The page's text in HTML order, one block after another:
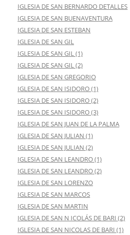
IGLESIA DE SAN BERNARDO DETALLES
IGLESIA DE SAN BUENAVENTURA
IGLESIA DE SAN ESTEBAN
IGLESIA DE SAN GIL
IGLESIA DE SAN GIL (1)
IGLESIA DE SAN GIL (2)
IGLESIA DE SAN GREGORIO
IGLESIA DE SAN ISIDORO (1)
IGLESIA DE SAN ISIDORO (2)
IGLESIA DE SAN ISIDORO (3)
IGLESIA DE SAN JUAN DE LA PALMA
IGLESIA DE SAN JULIAN (1)
IGLESIA DE SAN JULIAN (2)
IGLESIA DE SAN LEANDRO (1)
IGLESIA DE SAN LEANDRO (2)
IGLESIA DE SAN LORENZO
IGLESIA DE SAN MARCOS
IGLESIA DE SAN MARTIN
IGLESIA DE SAN N ICOLÁS DE BARI (2)
IGLESIA DE SAN NICOLAS DE BARI (1)